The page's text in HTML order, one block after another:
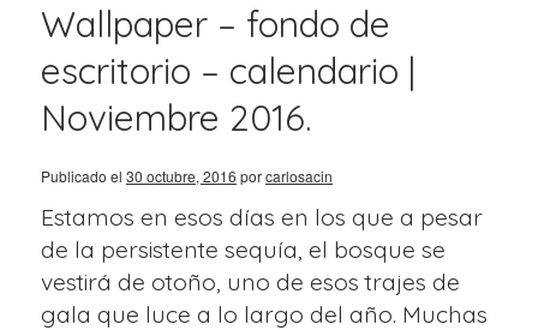
Wallpaper – fondo de
escritorio – calendario |
Noviembre 2016.
Publicado el 30 octubre, 2016 porcarlosacin
Estamos en esos días en los que a pesar
de la persistente sequía, el bosque se
vestirá de otoño, uno de esos trajes de
gala que luce a lo largo del año. Muchas